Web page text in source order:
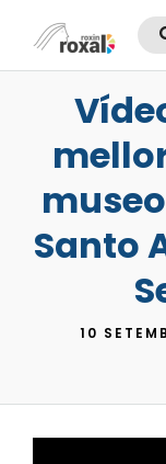
Santo
10